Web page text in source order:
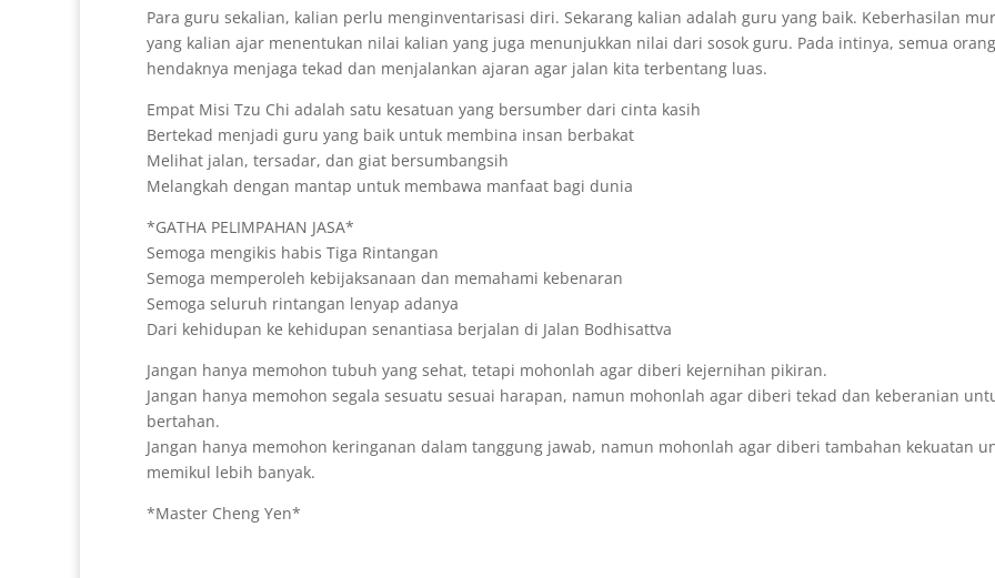
Para guru sekalian, kalian perlu menginventarisasi diri. Sekarang kalian adalah guru yang baik. Keberhasilan
yang kalian ajar menentukan nilai kalian yang juga menunjukkan nilai dari sosok guru. Pada intinya, semua orang
hendaknya menjaga tekad dan menjalankan ajaran agar jalan kita terbentang luas.
Empat Misi Tzu Chi adalah satu kesatuan yang bersumber dari cinta kasih
Bertekad menjadi guru yang baik untuk membina insan berbakat
Melihat jalan, tersadar, dan giat bersumbangsih
Melangkah dengan mantap untuk membawa manfaat bagi dunia
*GATHA PELIMPAHAN JASA*
Semoga mengikis habis Tiga Rintangan
Semoga memperoleh kebijaksanaan dan memahami kebenaran
Semoga seluruh rintangan lenyap adanya
Dari kehidupan ke kehidupan senantiasa berjalan di Jalan Bodhisattva
Jangan hanya memohon tubuh yang sehat, tetapi mohonlah agar diberi kejernihan pikiran.
Jangan hanya memohon segala sesuatu sesuai harapan, namun mohonlah agar diberi tekad dan keberanian
bertahan.
Jangan hanya memohon keringanan dalam tanggung jawab, namun mohonlah agar diberi tambahan kekuatan
memikul lebih banyak.
*Master Cheng Yen*